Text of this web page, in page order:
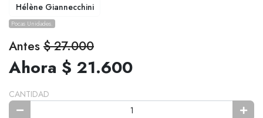
Hélène Giannecchini
Pocas Unidades.
Antes $ 27.000
Ahora $ 21.600
CANTIDAD